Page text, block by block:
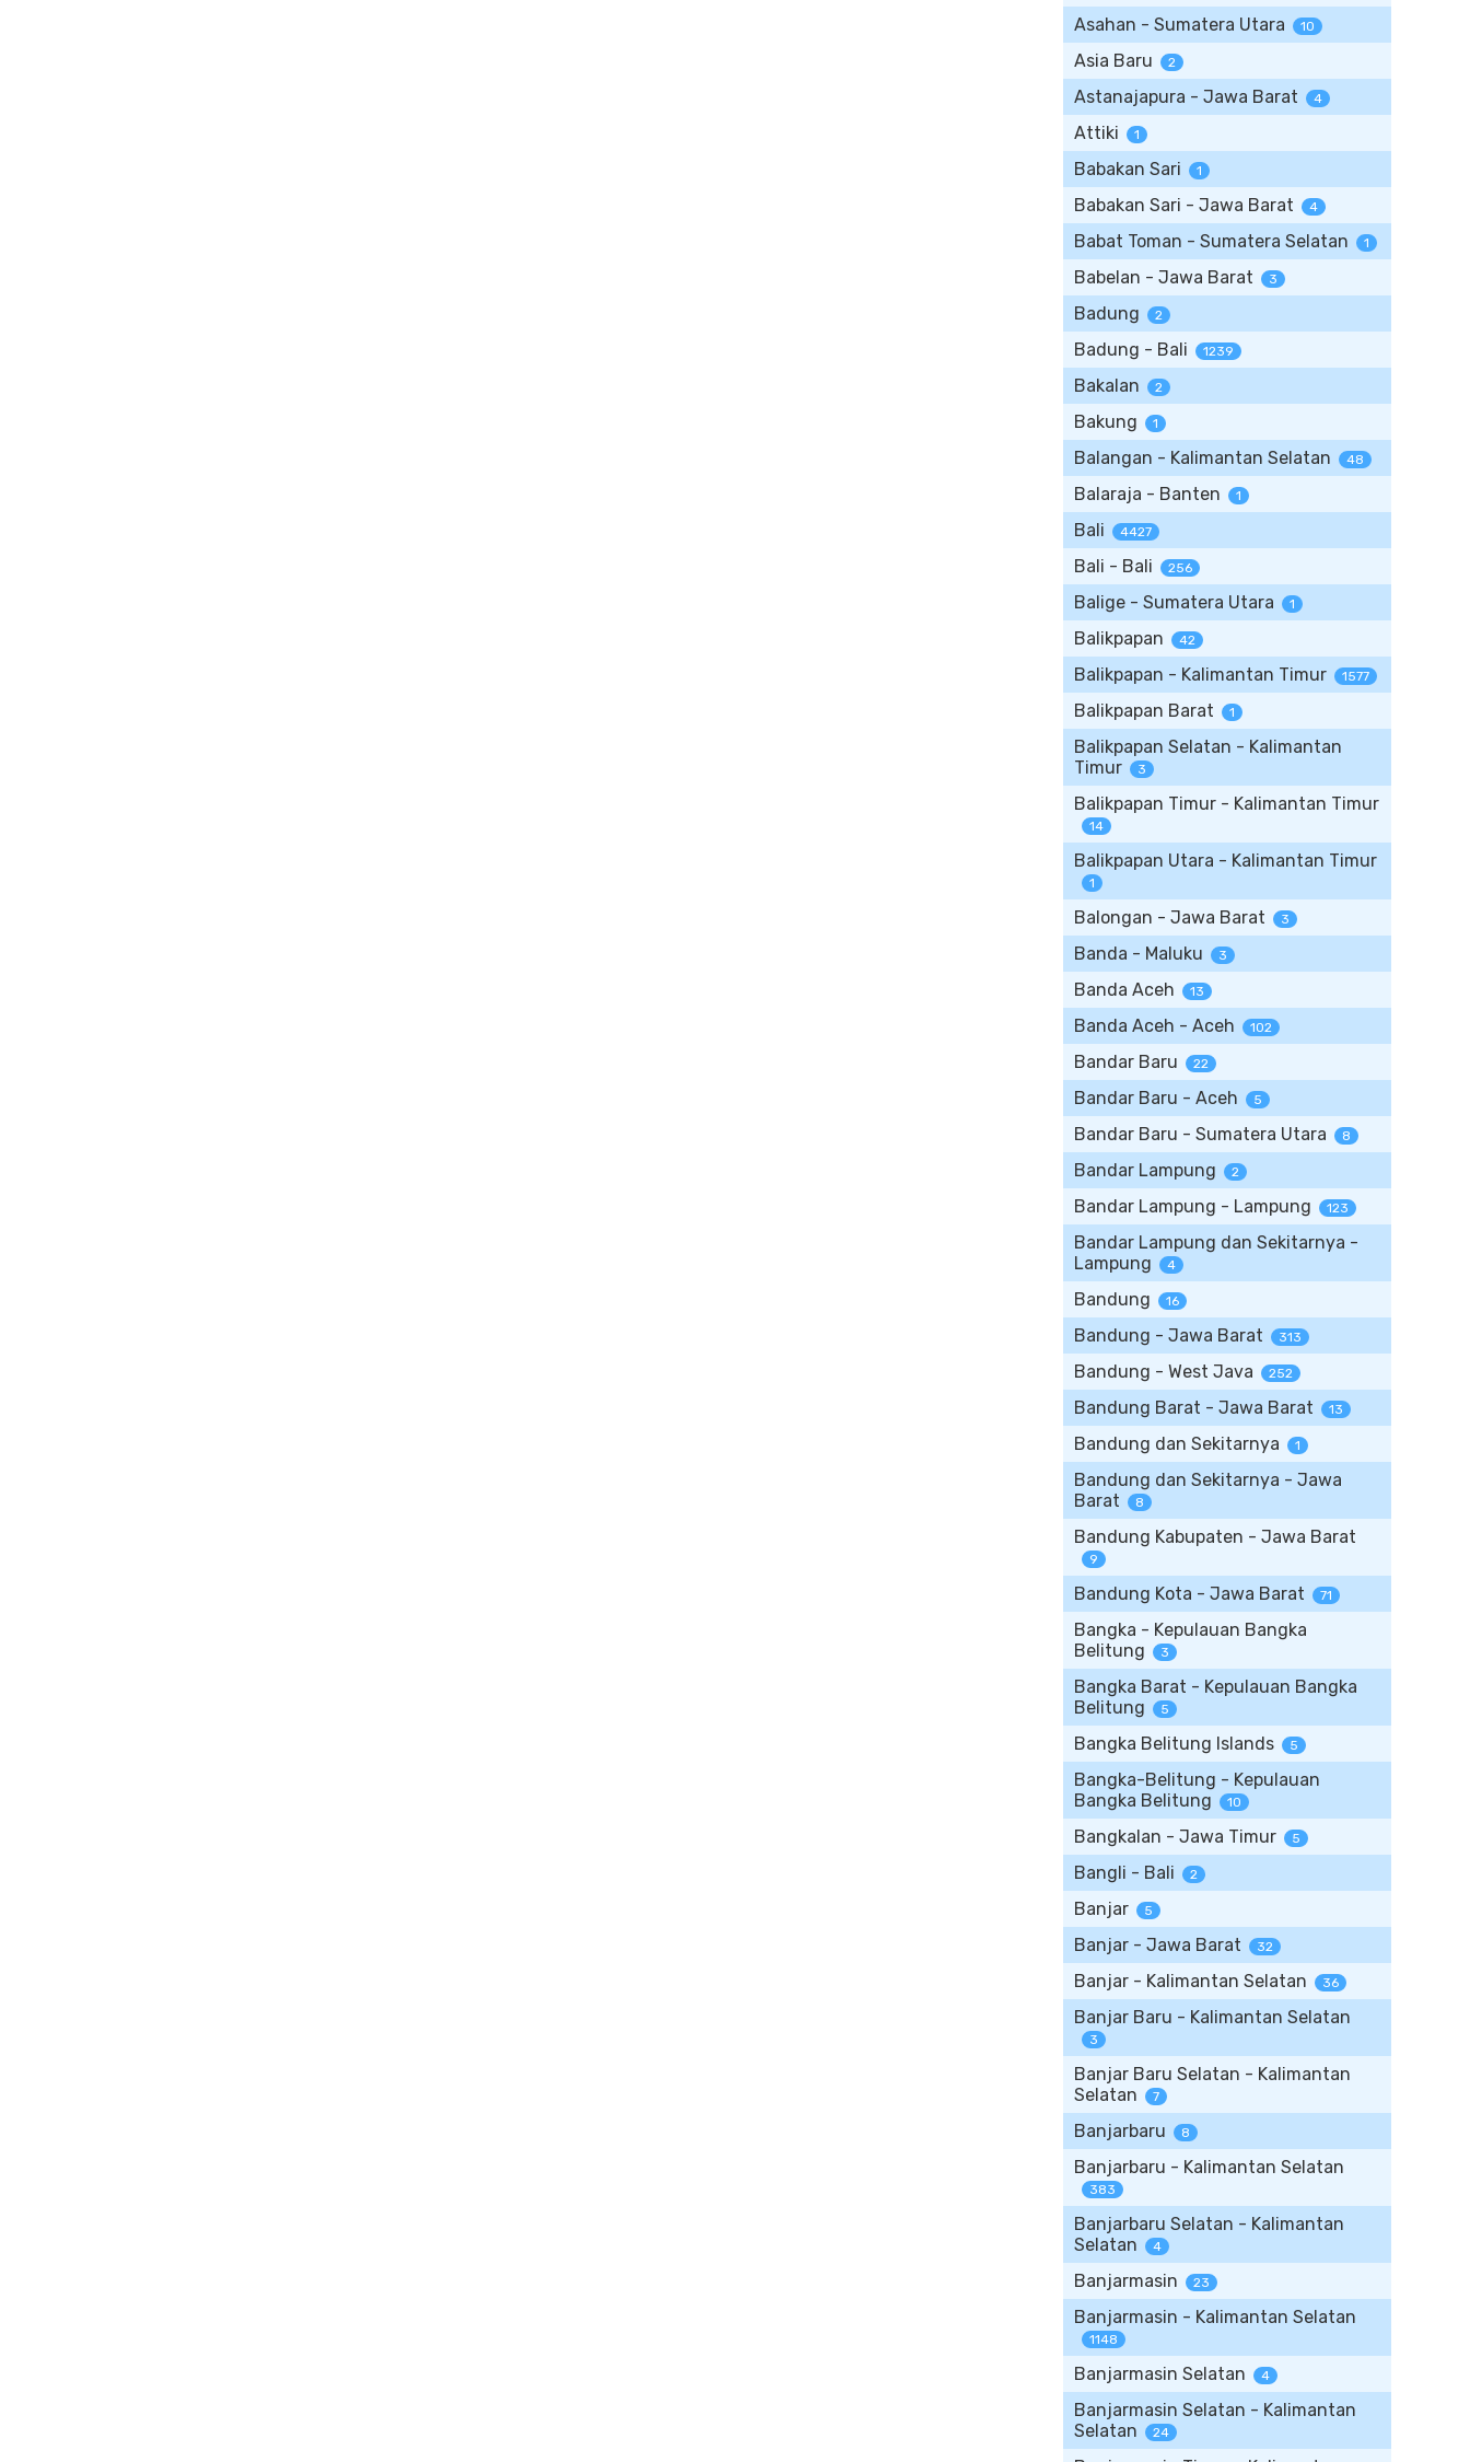
Asahan - Sumatera Utara 10
Asia Baru 2
Astanajapura - Jawa Barat 4
Attiki 1
Babakan Sari 1
Babakan Sari - Jawa Barat 4
Babat Toman - Sumatera Selatan 1
Babelan - Jawa Barat 3
Badung 2
Badung - Bali 1239
Bakalan 2
Bakung 1
Balangan - Kalimantan Selatan 48
Balaraja - Banten 1
Bali 4427
Bali - Bali 256
Balige - Sumatera Utara 1
Balikpapan 42
Balikpapan - Kalimantan Timur 1577
Balikpapan Barat 1
Balikpapan Selatan - Kalimantan
Timur
3
Balikpapan Timur - Kalimantan Timur
14
Balikpapan Utara - Kalimantan Timur
1
Balongan - Jawa Barat 3
Banda - Maluku 3
Banda Aceh 13
Banda Aceh - Aceh 102
Bandar Baru 22
Bandar Baru - Aceh 5
Bandar Baru - Sumatera Utara 8
Bandar Lampung 2
Bandar Lampung - Lampung 123
Bandar Lampung dan Sekitarnya -
Lampung
4
Bandung 16
Bandung - Jawa Barat 313
Bandung - West Java 252
Bandung Barat - Jawa Barat 13
Bandung dan Sekitarnya 1
Bandung dan Sekitarnya - Jawa
Barat
8
Bandung Kabupaten - Jawa Barat
9
Bandung Kota - Jawa Barat 71
Bangka - Kepulauan Bangka
Belitung
3
Bangka Barat - Kepulauan Bangka
Belitung
5
Bangka Belitung Islands 5
Bangka-Belitung - Kepulauan
Bangka Belitung
10
Bangkalan - Jawa Timur 5
Bangli - Bali 2
Banjar 5
Banjar - Jawa Barat 32
Banjar - Kalimantan Selatan 36
Banjar Baru - Kalimantan Selatan
3
Banjar Baru Selatan - Kalimantan
Selatan
7
Banjarbaru 8
Banjarbaru - Kalimantan Selatan
383
Banjarbaru Selatan - Kalimantan
Selatan
4
Banjarmasin 23
Banjarmasin - Kalimantan Selatan
1148
Banjarmasin Selatan 4
Banjarmasin Selatan - Kalimantan
Selatan
24